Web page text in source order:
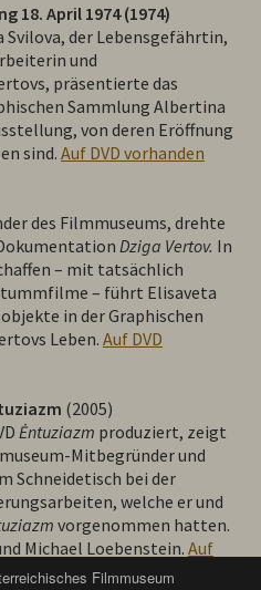
18. April 1974(1974)
der Lebensgefährtin,
und
präsentierte das
Sammlung Albertina
von deren Eröffnung
sind. Auf DVD vorhanden
des Filmmuseums, drehte
Dziga ­Vertov. In
– mit tatsächlich
– führt Elisaveta
in der Graphischen
Leben. Auf DVD
(2005)
Ėntuziazm produziert, zeigt
Mitbegründer und
Schneidetisch bei der
welche er und
vorgenommen hatten.
Michael Loebenstein. Auf
Filmmuseum